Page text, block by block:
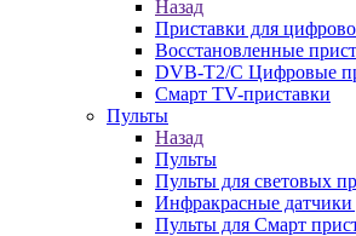
Назад
Приставки для
Восстановленные
DVB-T2/C Цифровые
Смарт ТV-приставки
Пульты
Назад
Пульты
Пульты для световых
Инфракрасные датчики
Пульты для Смарт